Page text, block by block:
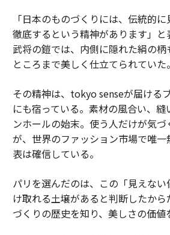
「日本のものづくりには、伝統的
徹底するという精神があります」
武将の鎧では、内側に隠れた絹の
ところまで美しく仕立てられていた。
その精神は、tokyo senseが届ける
にも宿っている。素材の風合い、縫
ンホールの始末。使う人だけが気
が、世界のファッション市場で唯一
表は確信している。
パリを選んだのは、この「見えな
け取れる土壌があると判断したか
づくりの歴史を知り、美しさの価値